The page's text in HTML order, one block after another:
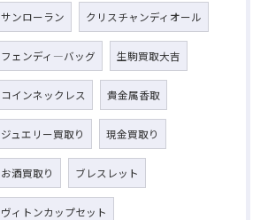
サンローラン クリスチャンディオール
フェンディ―バッグ 生駒買取大吉
コインネックレス 貴金属香取
ジュエリー買取り 現金買取り
お酒買取り ブレスレット
ヴィトンカップセット